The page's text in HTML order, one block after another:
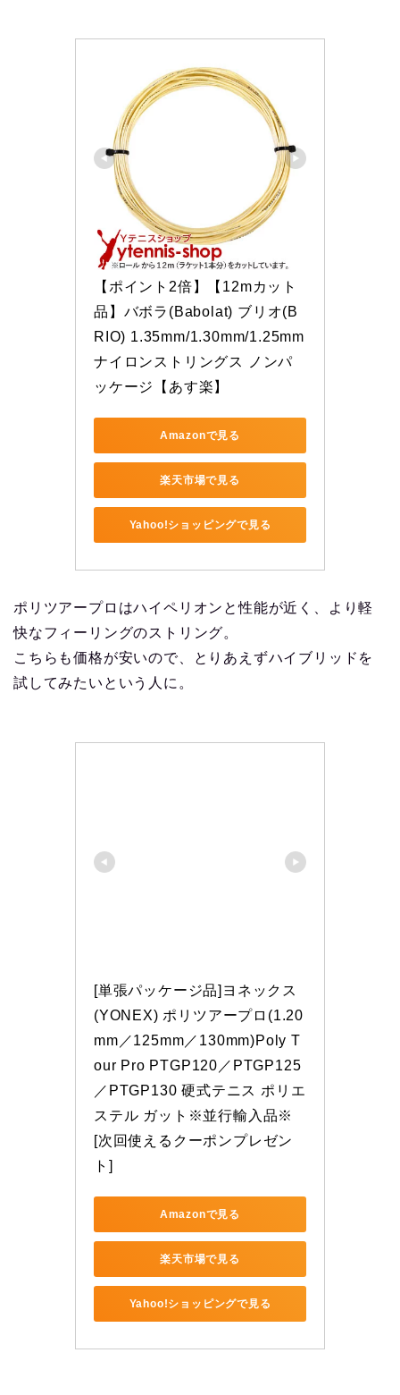
【ポイント2倍】【12mカット
品】バボラ(Babolat) ブリオ(B
RIO) 1.35mm/1.30mm/1.25mm
ナイロンストリングス ノンパ
ッケージ【あす楽】
Amazonで見る
楽天市場で見る
Yahoo!ショッピングで見る
ポリツアープロはハイペリオンと性能が近く、より軽
快なフィーリングのストリング。
こちらも価格が安いので、とりあえずハイブリッドを
試してみたいという人に。
[単張パッケージ品]ヨネックス
(YONEX) ポリツアープロ(1.20
mm／125mm／130mm)Poly T
our Pro PTGP120／PTGP125
／PTGP130 硬式テニス ポリエ
ステル ガット※並行輸入品※
[次回使えるクーポンプレゼン
ト]
Amazonで見る
楽天市場で見る
Yahoo!ショッピングで見る